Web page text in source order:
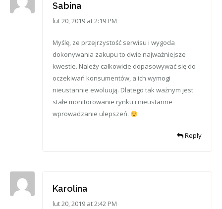
Sabina
lut 20, 2019 at 2:19 PM
Myślę, ze przejrzystość serwisu i wygoda
dokonywania zakupu to dwie najważniejsze
kwestie. Należy całkowicie dopasowywać się do
oczekiwań konsumentów, a ich wymogi
nieustannie ewoluują. Dlatego tak ważnym jest
stałe monitorowanie rynku i nieustanne
wprowadzanie ulepszeń.
Reply
Karolina
lut 20, 2019 at 2:42 PM